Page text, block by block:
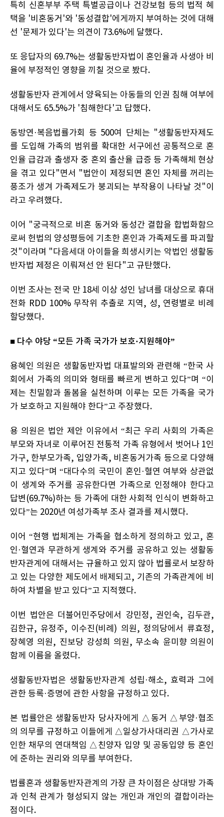
특히 신혼부부 주택 특별공급이나 건강보험 등의 법적 혜
택을 '비혼동거'와 '동성결합'에게까지 부여하는 것에 대해
선 '문제가 있다'는 의견이 73.6%에 달했다.
또 응답자의 69.7%는 생활동반자법이 혼인율과 사생아 비
율에 부정적인 영향을 끼칠 것으로 봤다.
생활동반자 관계에서 양육되는 아동들의 인권 침해 여부에
대해서도 65.5%가 '침해한다'고 답했다.
동방연·복음법률가회 등 500여 단체는 "생활동반자제도
를 도입해 가족의 범위를 확대한 서구에선 공통적으로 혼
인율 급감과 출생자 중 혼외 출산율 급증 등 가족해체 현상
을 겪고 있다"면서 "법안이 제정되면 혼인 자체를 꺼리는
풍조가 생겨 가족제도가 붕괴되는 부작용이 나타날 것"이
라고 우려했다.
이어 "궁극적으로 비혼 동거와 동성간 결합을 합법화함으
로써 헌법의 양성평등에 기초한 혼인과 가족제도를 파괴할
것"이라며 "다음세대 아이들을 희생시키는 악법인 생활동
반자법 제정은 이뤄져선 안 된다"고 규탄했다.
이번 조사는 전국 만 18세 이상 성인 남녀를 대상으로 휴대
전화 RDD 100% 무작위 추출로 지역, 성, 연령별로 비례
할당했다.
■ 다수 야당 “모든 가족 국가가 보호·지원해야”
용혜인 의원은 생활동반자법 대표발의와 관련해 “한국 사
회에서 가족의 의미와 형태를 빠르게 변하고 있다”며 “이
제는 친밀함과 돌봄을 실천하며 이루는 모든 가족을 국가
가 보호하고 지원해야 한다”고 주장했다.
용 의원은 법안 제안 이유에서 “최근 우리 사회의 가족은
부모와 자녀로 이루어진 전통적 가족 유형에서 벗어나 1인
가구, 한부모가족, 입양가족, 비혼동거가족 등으로 다양해
지고 있다”며 “대다수의 국민이 혼인·혈연 여부와 상관없
이 생계와 주거를 공유한다면 가족으로 인정해야 한다고
답변(69.7%)하는 등 가족에 대한 사회적 인식이 변화하고
있다”는 2020년 여성가족부 조사 결과를 제시했다.
이어 “현행 법체계는 가족을 협소하게 정의하고 있고, 혼
인·혈연과 무관하게 생계와 주거를 공유하고 있는 생활동
반자관계에 대해서는 규율하고 있지 않아 법률로서 보장하
고 있는 다양한 제도에서 배제되고, 기존의 가족관계에 비
하여 차별을 받고 있다”고 지적했다.
이번 법안은 더불어민주당에서 강민정, 권인숙, 김두관,
김한규, 유정주, 이수진(비례) 의원, 정의당에서 류효정,
장혜영 의원, 진보당 강성희 의원, 무소속 윤미향 의원이
함께 이름을 올렸다.
생활동반자법은 생활동반자관계 성립·해소, 효력과 그에
관한 등록·증명에 관한 사항을 규정하고 있다.
본 법률안은 생활동반자 당사자에게 △동거 △부양·협조
의 의무를 규정하고 이들에게 △일상가사대리권 △가사로
인한 채무의 연대책임 △친양자 입양 및 공동입양 등 혼인
에 준하는 권리와 의무를 부여한다.
법률혼과 생활동반자관계의 가장 큰 차이점은 상대방 가족
과 인척 관계가 형성되지 않는 개인과 개인의 결합이라는
점이다.